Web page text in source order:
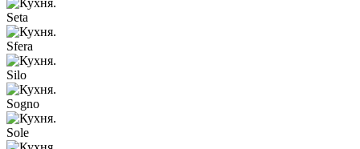
Seta
Sfera
Silo
Sogno
Sole